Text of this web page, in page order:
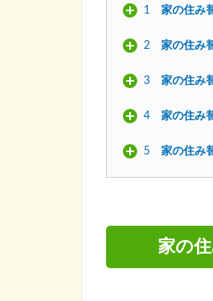
1 家の住み
2 家の住み
3 家の住み
4 家の住み
5 家の住み
家の